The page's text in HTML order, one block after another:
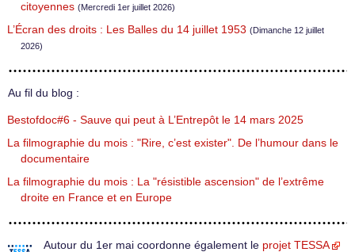
citoyennes (Mercredi 1er juillet 2026)
L’Écran des droits : Les Balles du 14 juillet 1953 (Dimanche 12 juillet
2026)
Au fil du blog :
Bestofdoc#6 - Sauve qui peut à L’Entrepôt le 14 mars 2025
La filmographie du mois : "Rire, c’est exister". De l’humour dans le
documentaire
La filmographie du mois : La "résistible ascension" de l’extrême
droite en France et en Europe
Autour du 1er mai coordonne également le projet TESSA